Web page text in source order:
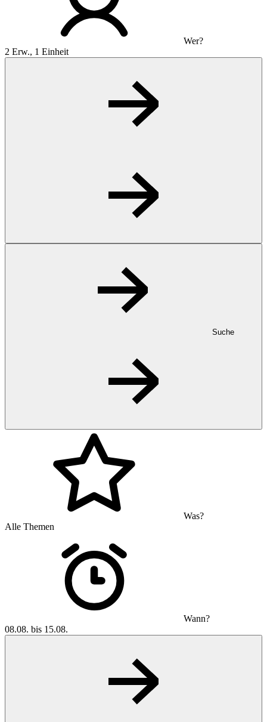
Wer?
2 Erw., 1 Einheit
Suche
Was?
Alle Themen
Wann?
08.08. bis 15.08.